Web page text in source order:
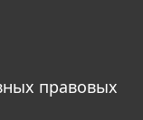
правовых